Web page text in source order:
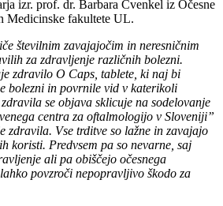
izr. prof. dr. Barbara Cvenkel iz Očesne
fakultete UL.
številnim zavajajočim in neresničnim
za zdravljenje različnih bolezni.
zdravilo O Caps, tablete, ki naj bi
bolezni in povrnile vid v katerikoli
se objava sklicuje na sodelovanje
centra za oftalmologijo v Sloveniji”
zdravila. Vse trditve so lažne in zavajajo
koristi. Predvsem pa so nevarne, saj
ali pa obiščejo očesnega
povzroči nepopravljivo škodo za